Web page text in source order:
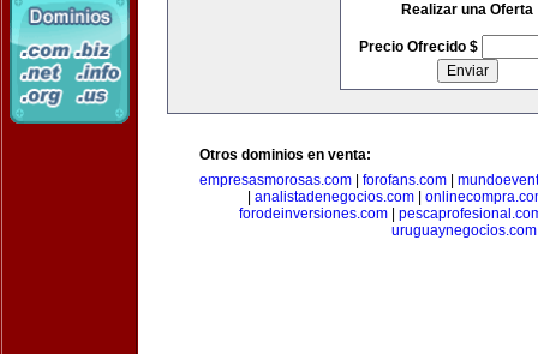
Realizar una Oferta
Precio Ofrecido $
Otros dominios en venta:
empresasmorosas.com
forofans.com
analistadenegocios.com
forodeinversiones.com
uruguaynegocios.com